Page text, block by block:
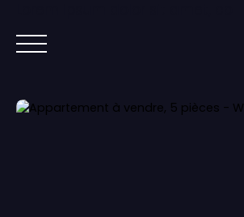
ACCUEIL ACHETER